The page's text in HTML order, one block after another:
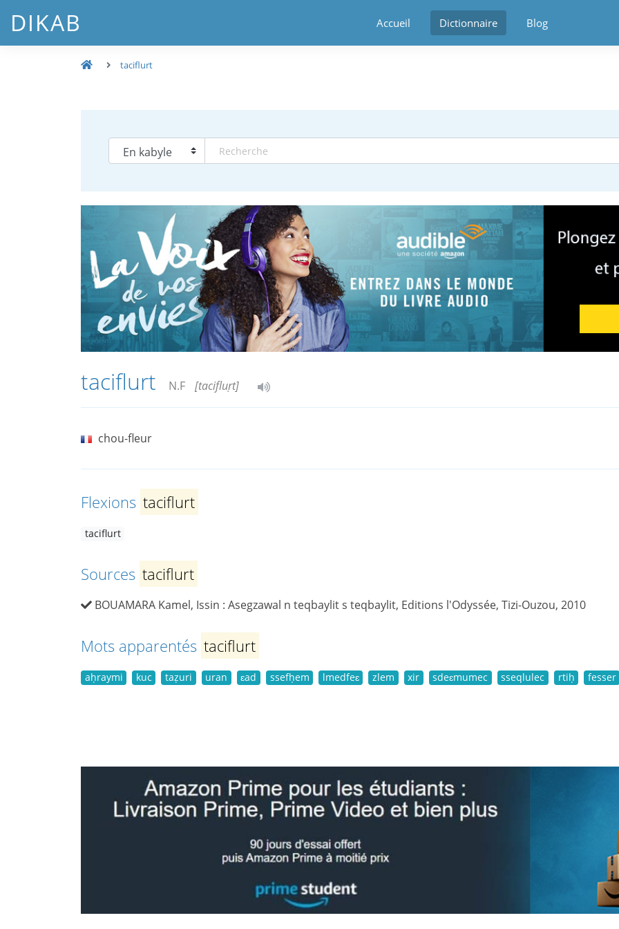
DIKAB Accueil Dictionnaire Blog
taciflurt
taciflurt N.F [tacifluṛt]
chou-fleur
Flexions taciflurt
taciflurt
Sources taciflurt
BOUAMARA Kamel, Issin : Asegzawal n teqbaylit s teqbaylit, Editions l'Odyssée, Tizi-Ouzou, 2010
Mots apparentés taciflurt
aḥraymi kuc taẓuri uran ɛad ssefḥem lmedfeɛ zlem xir sdeɛmumec sseqlulec rtiḥ fesser